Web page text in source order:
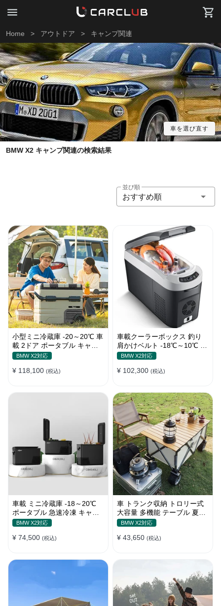
Home > アウトドア > キャンプ関連
車を選び直す
BMW X2 キャンプ関連の検索結果
並び順
おすすめ順
小型ミニ冷蔵庫 -20～20℃ 車
載 2ドア ポータブル キャン
プ アウトドア 車中泊 静音
BMW X2対応
¥ 118,100 (税込)
車載クーラーボックス 釣り
肩かけベルト -18℃～10℃ 冷
凍冷蔵庫 車中泊 キャンプ 家
BMW X2対応
¥ 102,300 (税込)
車載 ミニ冷蔵庫 -18～20℃
ポータブル 急速冷凍 キャン
プ アウトドア 車中泊 静音
BMW X2対応
¥ 74,500 (税込)
車 トランク収納 トロリー式
大容量 多機能 テーブル 夏ド
ライブ キャンプ ピクニック
BMW X2対応
¥ 43,650 (税込)